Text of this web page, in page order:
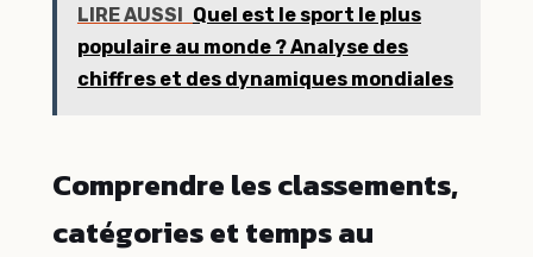
LIRE AUSSI Quel est le sport le plus
populaire au monde ? Analyse des
chiffres et des dynamiques mondiales
Comprendre les classements,
catégories et temps au